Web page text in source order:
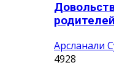
родителей
Арсланали
4928